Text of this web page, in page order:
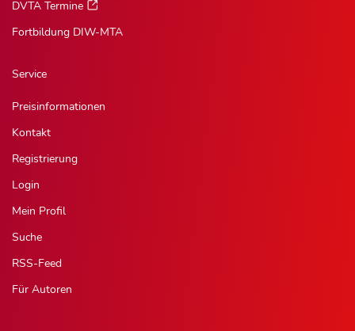
DVTA Termine
Fortbildung DIW-MTA
Service
Preisinformationen
Kontakt
Registrierung
Login
Mein Profil
Suche
RSS-Feed
Für Autoren